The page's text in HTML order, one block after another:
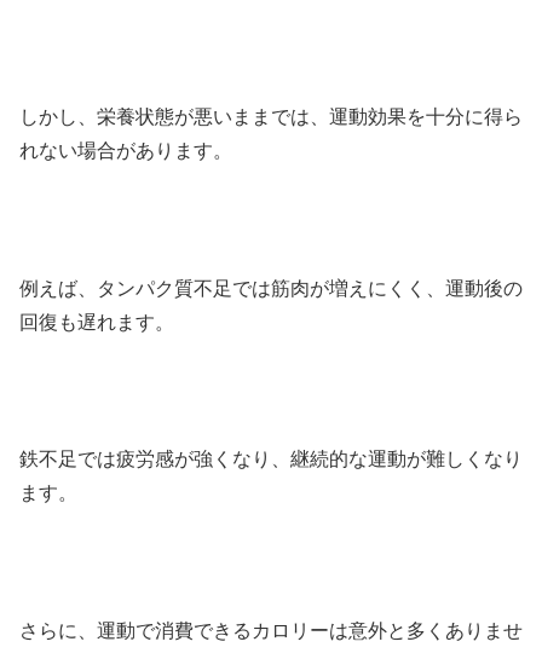
しかし、栄養状態が悪いままでは、運動効果を十分に得ら
れない場合があります。
例えば、タンパク質不足では筋肉が増えにくく、運動後の
回復も遅れます。
鉄不足では疲労感が強くなり、継続的な運動が難しくなり
ます。
さらに、運動で消費できるカロリーは意外と多くありませ